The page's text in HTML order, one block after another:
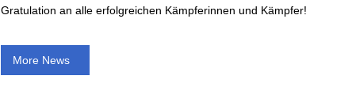
Gratulation an alle erfolgreichen Kämpferinnen und Kämpfer!
More News